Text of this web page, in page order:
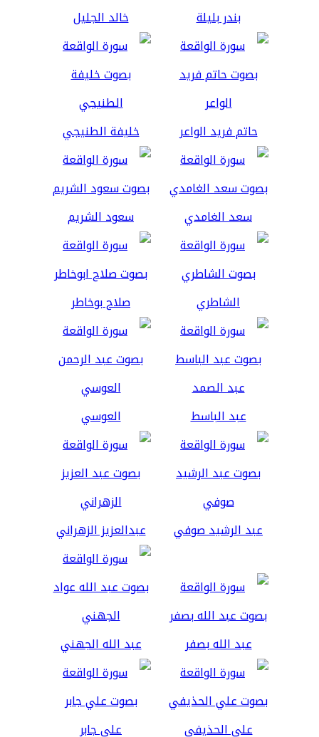
بندر بليلة خالد الجليل
حاتم فريد الواعر خليفة الطنيجي
سعد الغامدي سعود الشريم
الشاطري صلاح بوخاطر
عبد الباسط العوسي
عبد الرشيد صوفي عبدالعزيز الزهراني
عبد الله بصفر عبد الله الجهني
علي الحذيفي علي جابر